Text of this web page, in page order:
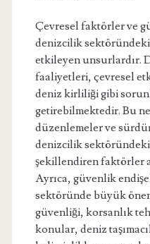
Çevresel faktörler ve
denizcilik
etkileyen unsurlardır.
faaliyetleri, çevresel
deniz kirliliği gibi
getirebilmektedir. Bu
düzenlemeler ve
denizcilik
şekillendiren faktörler
Ayrıca, güvenlik
sektöründe büyük
güvenliği, korsanlık
konular, deniz